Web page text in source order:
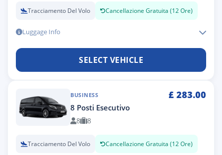
Tracciamento Del Volo Cancellazione Gratuita (12 Ore)
Luggage Info
SELECT VEHICLE
BUSINESS £ 283.00
8 Posti Esecutivo
8 8
Tracciamento Del Volo Cancellazione Gratuita (12 Ore)